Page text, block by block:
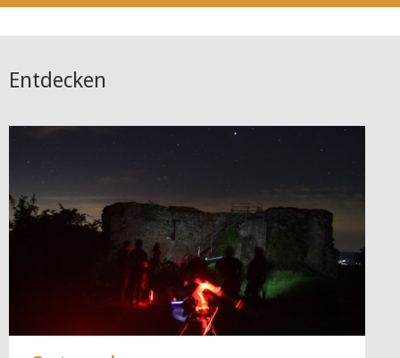
Entdecken